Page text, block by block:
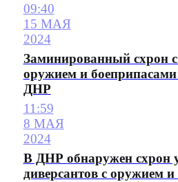
09:40
15 МАЯ
2024
Заминированный схрон
оружием и
ДНР
11:59
8 МАЯ
2024
В ДНР обнаружен схрон
диверсантов с оружием